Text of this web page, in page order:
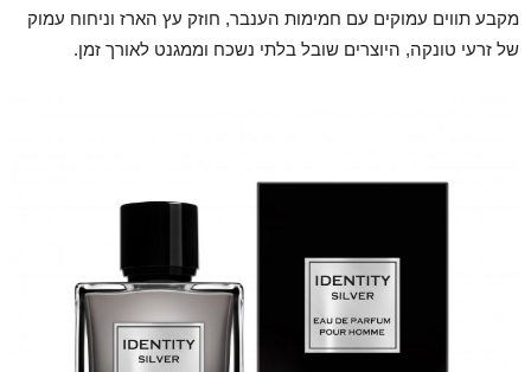
מקבע תווים עמוקים עם חמימות הענבר, חוזק עץ הארז וניחוח עמוק
של זרעי טונקה, היוצרים שובל בלתי נשכח וממגנט לאורך זמן.